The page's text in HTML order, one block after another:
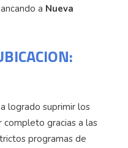
a Nueva
logrado suprimir los
completo gracias a las
programas de